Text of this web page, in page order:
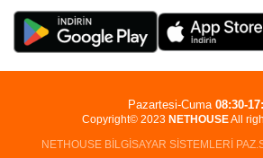
Copyright© 2023 NETHOUSEAll
NETHOUSE BİLGİSAYAR SİSTEMLERİ
Pazartesi-Cuma 08:30-